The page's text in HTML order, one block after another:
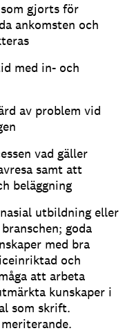
gjorts för
ankomsten och
med in- och
av problem vid
vad gäller
samt att
beläggning
utbildning eller
goda
med bra
och
att arbeta
kunskaper i
som skrift.